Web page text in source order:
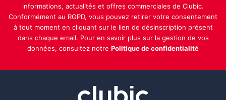
informations, actualités et offres commerciales de Clubic.
Conformément au RGPD, vous pouvez retirer votre consentement
à tout moment en cliquant sur le lien de désinscription présent
dans chaque email. Pour en savoir plus sur la gestion de vos
données, consultez notre Politique de confidentialité